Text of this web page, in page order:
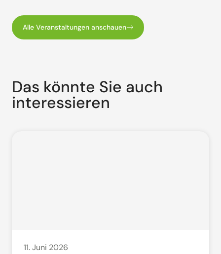
Alle Veranstaltungen anschauen
Das könnte Sie auch
interessieren
11. Juni 2026